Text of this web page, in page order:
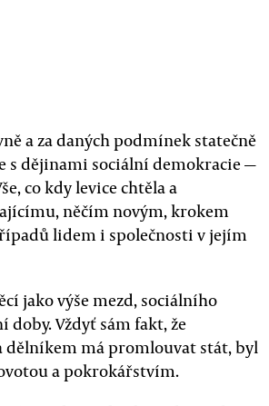
a za daných podmínek statečně
s dějinami sociální demokracie —
co kdy levice chtěla a
něčím novým, krokem
lidem i společnosti v jejím
jako výše mezd, sociálního
Vždyť sám fakt, že
dělníkem má promlouvat stát, byl
a pokrokářstvím.